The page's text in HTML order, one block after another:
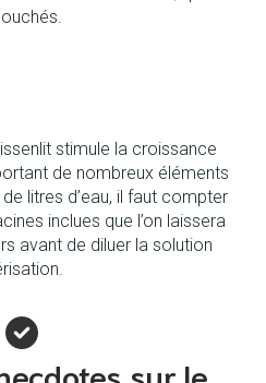
stimule la croissance
de nombreux éléments
litres d’eau, il faut compter
inclues que l’on laissera
avant de diluer la solution
sur le